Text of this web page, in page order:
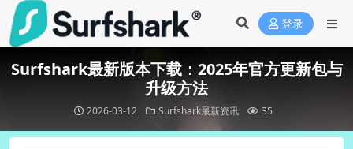
登录
Surfshark最新版本下载：2025年官方更新包与
升级方法
2026-03-12 Surfshark最新资讯 35